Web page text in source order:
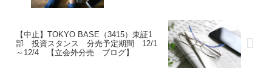
【中止】TOKYO BASE（3415）東証1
部 投資スタンス 分売予定期間 12/1
～12/4 【立会外分売 ブログ】